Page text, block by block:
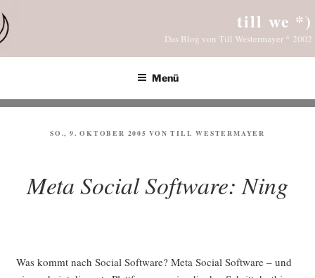
Inhalt
springen
till we *)
Das Blog von Till Westermayer * 2002
Menü
VERÖFFENTLICHT
SO., 9. OKTOBER 2005 VONTILL WESTERMAYER
Meta Social Software: Ning
Was kommt nach Social Soft­ware? Meta Social Soft­ware – und